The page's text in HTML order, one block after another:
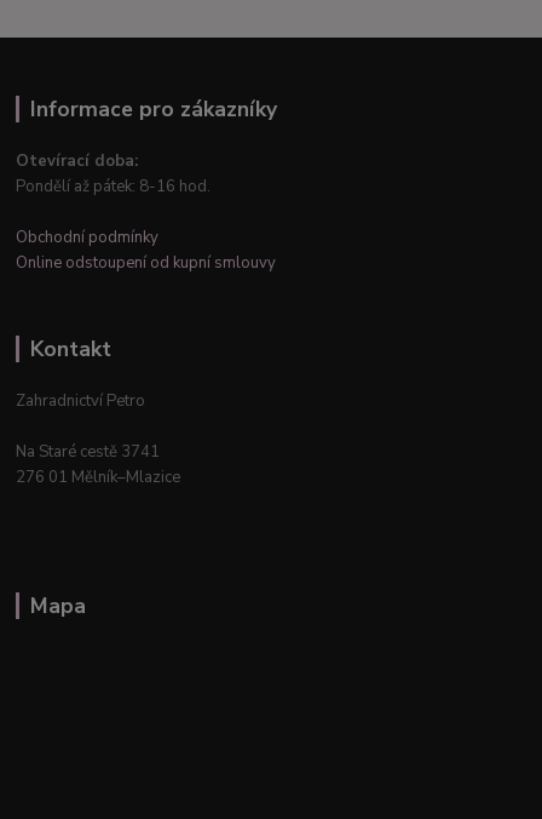
Informace pro zákazníky
Otevírací doba:
Pondělí až pátek: 8-16 hod.
Obchodní podmínky
Online odstoupení od kupní smlouvy
Kontakt
Zahradnictví Petro
Na Staré cestě 3741
276 01 Mělník–Mlazice
Mapa